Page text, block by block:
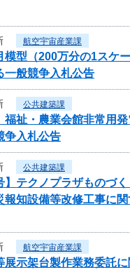
航空宇宙産業課
模型（200万分の1スケ
一般競争入札公告
公共建築課
福祉・農業会館非常用
争入札公告
公共建築課
】テクノプラザものづ
報知設備等改修工事に
航空宇宙産業課
展示架台製作業務委託